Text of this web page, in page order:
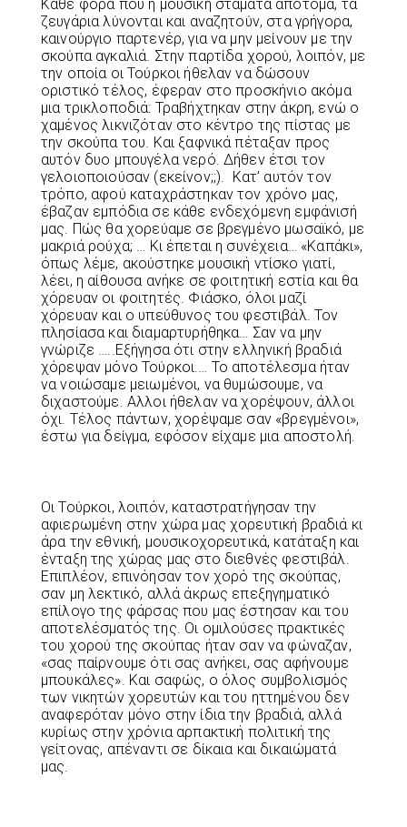
Κάθε φορά που η μουσική σταματά απότομα, τα
ζευγάρια λύνονται και αναζητούν, στα γρήγορα,
καινούργιο παρτενέρ, για να μην μείνουν με την
σκούπα αγκαλιά. Στην παρτίδα χορού, λοιπόν, με
την οποία οι Τούρκοι ήθελαν να δώσουν
οριστικό τέλος, έφεραν στο προσκήνιο ακόμα
μια τρικλοποδιά: Τραβήχτηκαν στην άκρη, ενώ ο
χαμένος λικνιζόταν στο κέντρο της πίστας με
την σκούπα του. Και ξαφνικά πέταξαν προς
αυτόν δυο μπουγέλα νερό. Δήθεν έτσι τον
γελοιοποιούσαν (εκείνον;;). Κατ’ αυτόν τον
τρόπο, αφού καταχράστηκαν τον χρόνο μας,
έβαζαν εμπόδια σε κάθε ενδεχόμενη εμφάνισή
μας. Πώς θα χορεύαμε σε βρεγμένο μωσαϊκό, με
μακριά ρούχα; … Κι έπεται η συνέχεια… «Καπάκι»,
όπως λέμε, ακούστηκε μουσική ντίσκο γιατί,
λέει, η αίθουσα ανήκε σε φοιτητική εστία και θα
χόρευαν οι φοιτητές. Φιάσκο, όλοι μαζί
χόρευαν και ο υπεύθυνος του φεστιβάλ. Τον
πλησίασα και διαμαρτυρήθηκα… Σαν να μην
γνώριζε …..Εξήγησα ότι στην ελληνική βραδιά
χόρεψαν μόνο Τούρκοι.… Το αποτέλεσμα ήταν
να νοιώσαμε μειωμένοι, να θυμώσουμε, να
διχαστούμε. Αλλοι ήθελαν να χορέψουν, άλλοι
όχι. Τέλος πάντων, χορέψαμε σαν «βρεγμένοι»,
έστω για δείγμα, εφόσον είχαμε μια αποστολή.
Οι Τούρκοι, λοιπόν, καταστρατήγησαν την
αφιερωμένη στην χώρα μας χορευτική βραδιά κι
άρα την εθνική, μουσικοχορευτικά, κατάταξη και
ένταξη της χώρας μας στο διεθνές φεστιβάλ.
Επιπλέον, επινόησαν τον χορό της σκούπας,
σαν μη λεκτικό, αλλά άκρως επεξηγηματικό
επίλογο της φάρσας που μας έστησαν και του
αποτελέσματός της. Οι ομιλούσες πρακτικές
του χορού της σκούπας ήταν σαν να φώναζαν,
«σας παίρνουμε ότι σας ανήκει, σας αφήνουμε
μπουκάλες». Και σαφώς, ο όλος συμβολισμός
των νικητών χορευτών και του ηττημένου δεν
αναφερόταν μόνο στην ίδια την βραδιά, αλλά
κυρίως στην χρόνια αρπακτική πολιτική της
γείτονας, απέναντι σε δίκαια και δικαιώματά
μας.